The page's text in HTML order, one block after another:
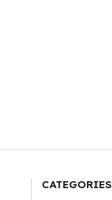
CATEGORIES